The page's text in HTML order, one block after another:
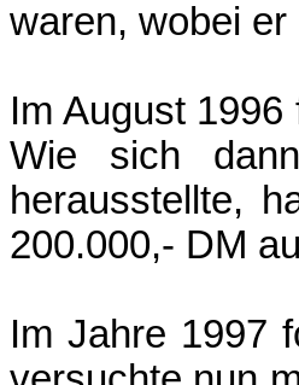
waren, wobei
Im August
Wie sich
herausstellte,
200.000,- DM
Im Jahre 1997